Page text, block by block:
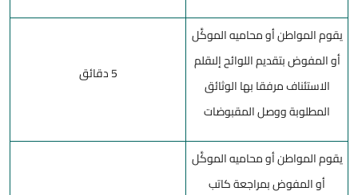
يقوم المواطن أو محاميه الموكَّل
أو المفوض بتقديم اللوائح إلىقلم
الاستئناف مرفقا بها الوثائق
المطلوبة ووصل المقبوضات
5 دقائق
يقوم المواطن أو محاميه الموكَّل
أو المفوض بمراجعة كاتب